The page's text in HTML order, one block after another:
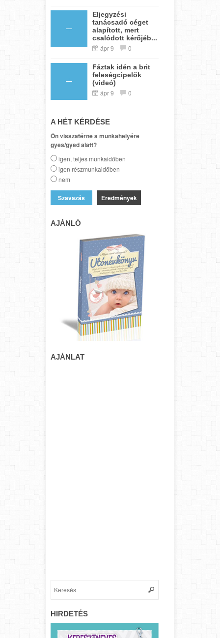
Eljegyzési
tanácsadó céget
alapított, mert
csalódott kérőjéb...
ápr 9 0
Fáztak idén a brit
feleségcipelők
(videó)
ápr 9 0
A HÉT KÉRDÉSE
Ön visszatérne a munkahelyére
gyes/gyed alatt?
igen, teljes munkaidőben
igen részmunkaidőben
nem
Eredmények
AJÁNLÓ
AJÁNLAT
HIRDETÉS